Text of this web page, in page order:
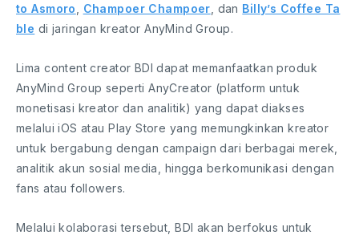
to Asmoro
Champoer Champoer , dan Billy’s Coffee Ta
ble di jaringan kreator AnyMind Group.
Lima content creator BDI dapat memanfaatkan produk
AnyMind Group seperti AnyCreator (platform untuk
monetisasi kreator dan analitik) yang dapat diakses
melalui iOS atau Play Store yang memungkinkan kreator
untuk bergabung dengan campaign dari berbagai merek,
analitik akun sosial media, hingga berkomunikasi dengan
fans atau followers.
Melalui kolaborasi tersebut, BDI akan berfokus untuk